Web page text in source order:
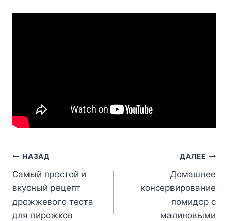
Навигация
по
записям
НАЗАД
Самый простой и
вкусный рецепт
дрожжевого теста
для пирожков
ДАЛЕЕ
Домашнее
консервирование
помидор с
малиновыми